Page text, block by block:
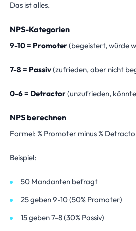
Das ist alles.
NPS-Kategorien
9-10 = Promoter(begeistert, würde
7-8 = Passiv(zufrieden, aber nicht
0-6 = Detractor(unzufrieden,
NPS berechnen
Formel: % Promoter minus %
Beispiel:
50 Mandanten befragt
25 geben 9-10 (50% Promoter)
15 geben 7-8 (30% Passiv)